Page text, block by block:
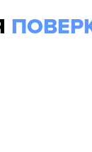
уведомляет
проводить